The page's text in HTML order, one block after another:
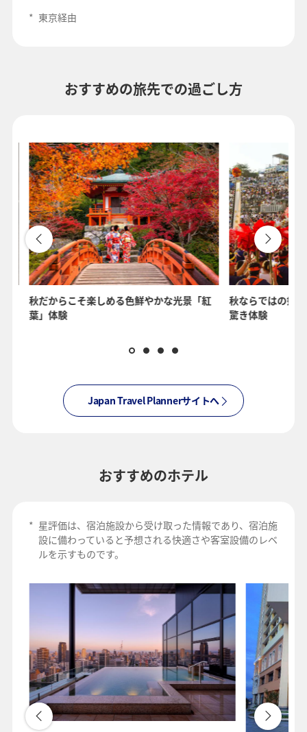
* 東京経由
おすすめの旅先での過ごし方
秋だからこそ楽しめる色鮮やかな光景「紅
葉」体験
秋ならではの祭
驚き体験
Japan Travel Plannerサイトへ
おすすめのホテル
* 星評価は、宿泊施設から受け取った情報であり、宿泊施
設に備わっていると予想される快適さや客室設備のレベ
ルを示すものです。